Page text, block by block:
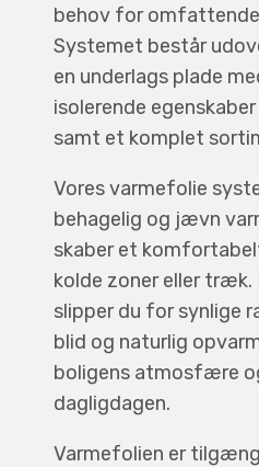
behov for omfattende
Systemet består
en underlags plade
isolerende
samt et komplet
Vores varmefolie
behagelig og jævn
skaber et
kolde zoner eller træk.
slipper du for synlige
blid og naturlig
boligens atmosfære
dagligdagen.
Varmefolien er